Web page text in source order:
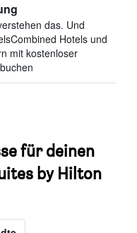
das. Und
Hotels und
mit kostenloser
für deinen
by Hilton